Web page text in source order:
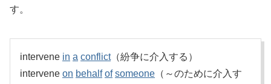
す。
intervene in a conflict（紛争に介入する）
intervene on behalf of someone （～のために介入す